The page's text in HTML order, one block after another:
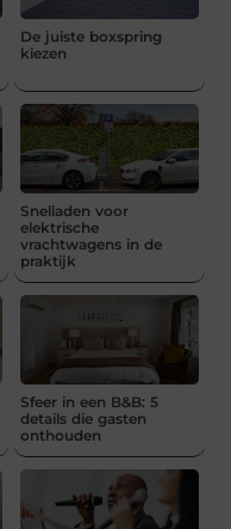
De juiste boxspring
kiezen
Snelladen voor
elektrische
vrachtwagens in de
praktijk
Sfeer in een B&B: 5
details die gasten
onthouden